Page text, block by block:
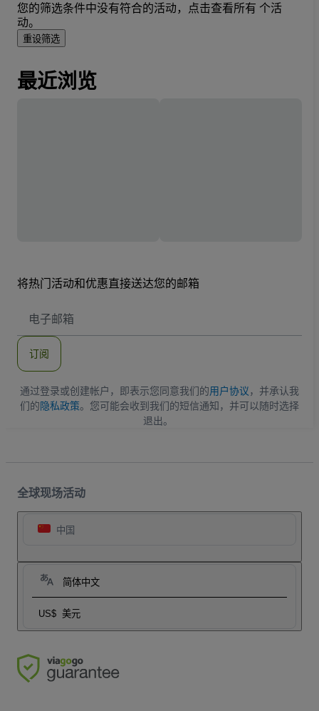
您的筛选条件中没有符合的活动，点击查看所有 个活
动。
重设筛选
最近浏览
将热门活动和优惠直接送达您的邮箱
子
地
订阅
通过登录或创建帐户，即表示您同意我们的用户协议，并承认我
们的隐私政策。您可能会收到我们的短信通知，并可以随时选择
退出。
全球现场活动
中国
简体中文
US$ 美元